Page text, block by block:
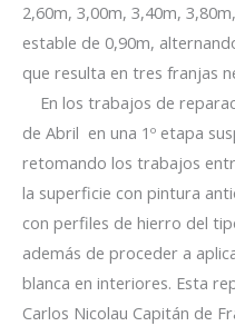
2,60m, 3,00m, 3,40m,
estable de 0,90m,
que resulta en tres franjas
En los trabajos de
de Abril en una 1º etapa
retomando los trabajos
la superficie con pintura
con perfiles de hierro del
además de proceder a
blanca en interiores. Esta
Carlos Nicolau Capitán de